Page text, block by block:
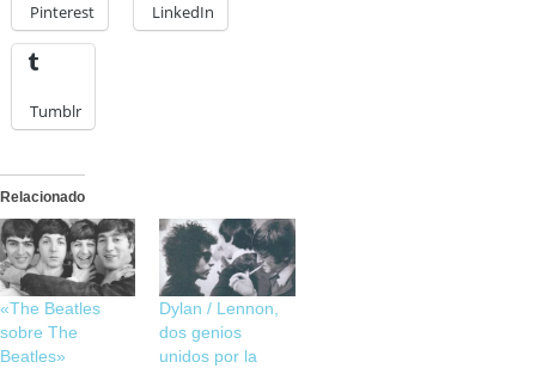
Pinterest LinkedIn
Tumblr
Relacionado
«The Beatles
sobre The
Beatles»
Dylan / Lennon,
dos genios
unidos por la